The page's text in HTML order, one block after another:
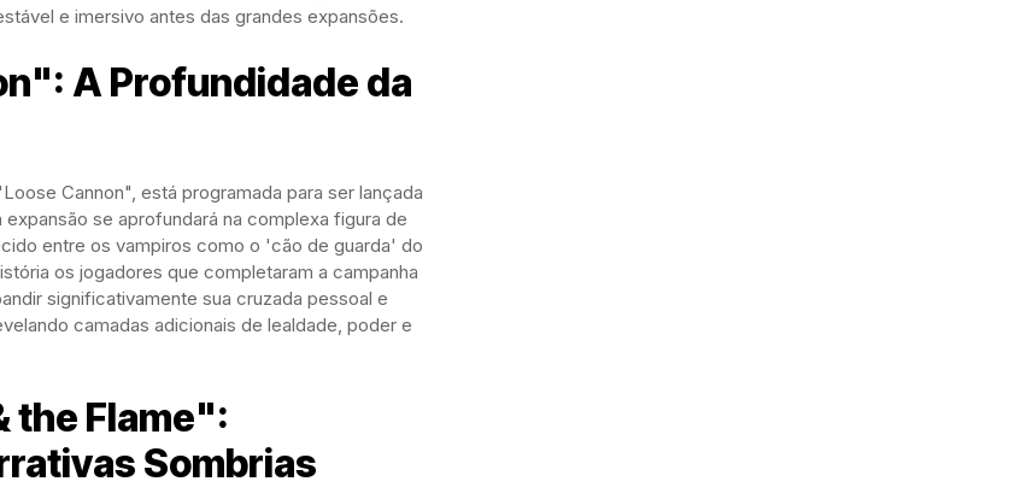
e imersivo antes das grandes expansões.
A Profundidade da
Cannon", está programada para ser lançada
se aprofundará na complexa figura de
entre os vampiros como o 'cão de guarda' do
os jogadores que completaram a campanha
significativamente sua cruzada pessoal e
camadas adicionais de lealdade, poder e
the Flame":
Sombrias